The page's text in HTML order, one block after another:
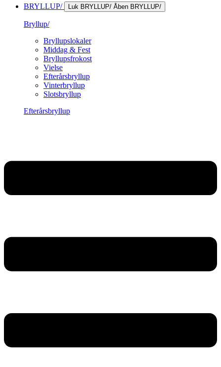
BRYLLUP/ Luk BRYLLUP/ Åben BRYLLUP/
Bryllup/
Bryllupslokaler
Middag & Fest
Bryllupsfrokost
Vielse
Efterårsbryllup
Vinterbryllup
Slotsbryllup
Efterårsbryllup